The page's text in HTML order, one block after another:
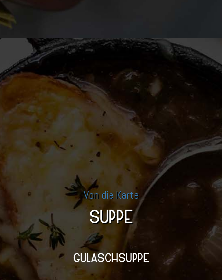
Von die Karte
SUPPE
GULASCHSUPPE